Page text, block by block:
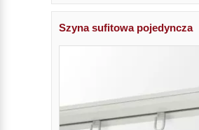
Szyna sufitowa pojedyncza